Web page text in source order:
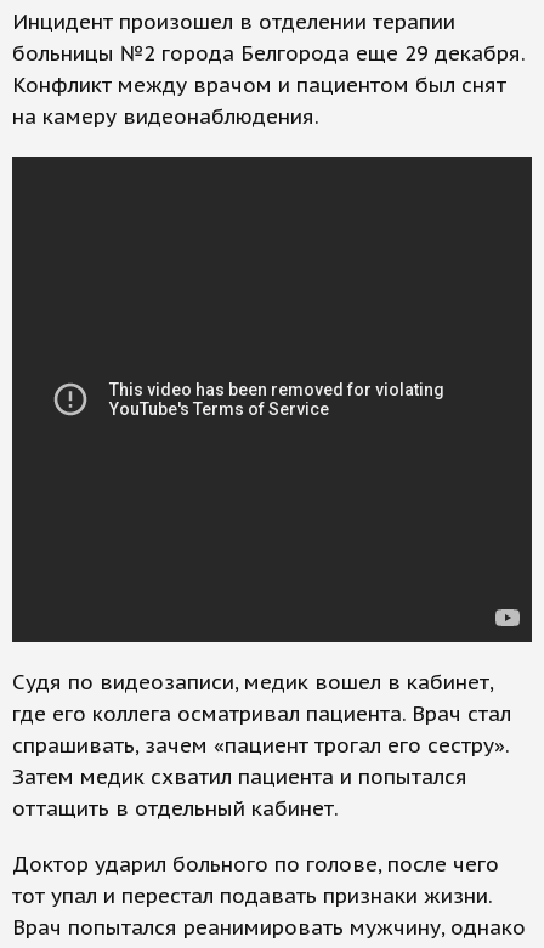
Инцидент произошел в отделении терапии
больницы №2 города Белгорода еще 29 декабря.
Конфликт между врачом и пациентом был снят
на камеру видеонаблюдения.
Судя по видеозаписи, медик вошел в кабинет,
где его коллега осматривал пациента. Врач стал
спрашивать, зачем «пациент трогал его сестру».
Затем медик схватил пациента и попытался
оттащить в отдельный кабинет.
Доктор ударил больного по голове, после чего
тот упал и перестал подавать признаки жизни.
Врач попытался реанимировать мужчину, однако